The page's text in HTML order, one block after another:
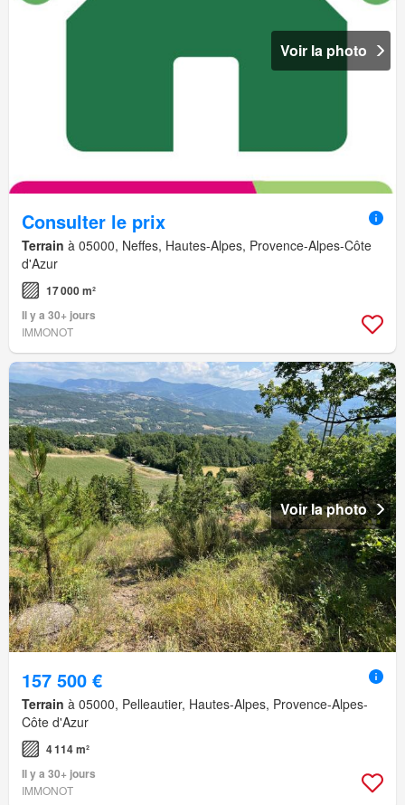
Voir la photo
Consulter le prix
Terrain à 05000, Neffes, Hautes-Alpes, Provence-Alpes-Côte
d'Azur
17 000 m²
Il y a 30+ jours
IMMONOT
Voir la photo
157 500 €
Terrain à 05000, Pelleautier, Hautes-Alpes, Provence-Alpes-
Côte d'Azur
4 114 m²
Il y a 30+ jours
IMMONOT